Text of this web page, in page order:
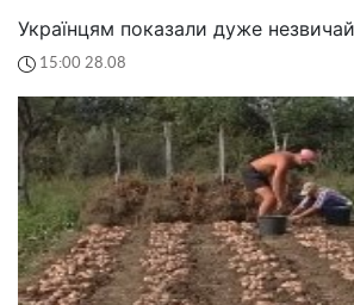
Українцям показали дуже
15:00 28.08